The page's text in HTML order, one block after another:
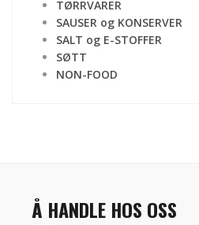
TØRRVARER
SAUSER og KONSERVER
SALT og E-STOFFER
SØTT
NON-FOOD
Å HANDLE HOS OSS